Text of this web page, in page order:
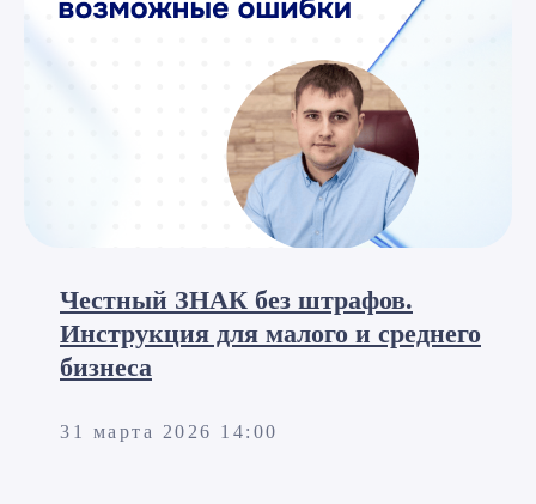
Честный ЗНАК без штрафов.
Инструкция для малого и среднего
бизнеса
31 марта 2026 14:00
Оставить заявку